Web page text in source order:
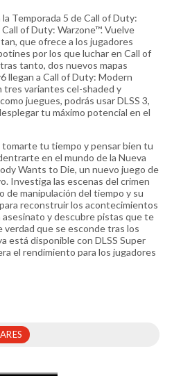
Temporada 5 de Call of Duty:
of Duty: Warzone™. Vuelve
que ofrece a los jugadores
por los que luchar en Call of
tanto, dos nuevos mapas
llegan a Call of Duty: Modern
variantes cel-shaded y
juegues, podrás usar DLSS 3,
tu máximo potencial en el
tomarte tu tiempo y pensar bien tu
en el mundo de la Nueva
Wants to Die, un nuevo juego de
Investiga las escenas del crimen
de manipulación del tiempo y su
reconstruir los acontecimientos
asesinato y descubre pistas que te
verdad que se esconde tras los
está disponible con DLSS Super
el rendimiento para los jugadores